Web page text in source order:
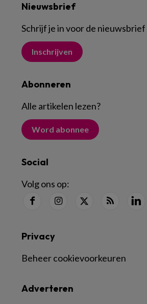
Nieuwsbrief
Schrijf je in voor de nieuwsbrief
Inschrijven
Abonneren
Alle artikelen lezen?
Word abonnee
Social
Volg ons op:
Adverteren
Privacy
Beheer cookievoorkeuren